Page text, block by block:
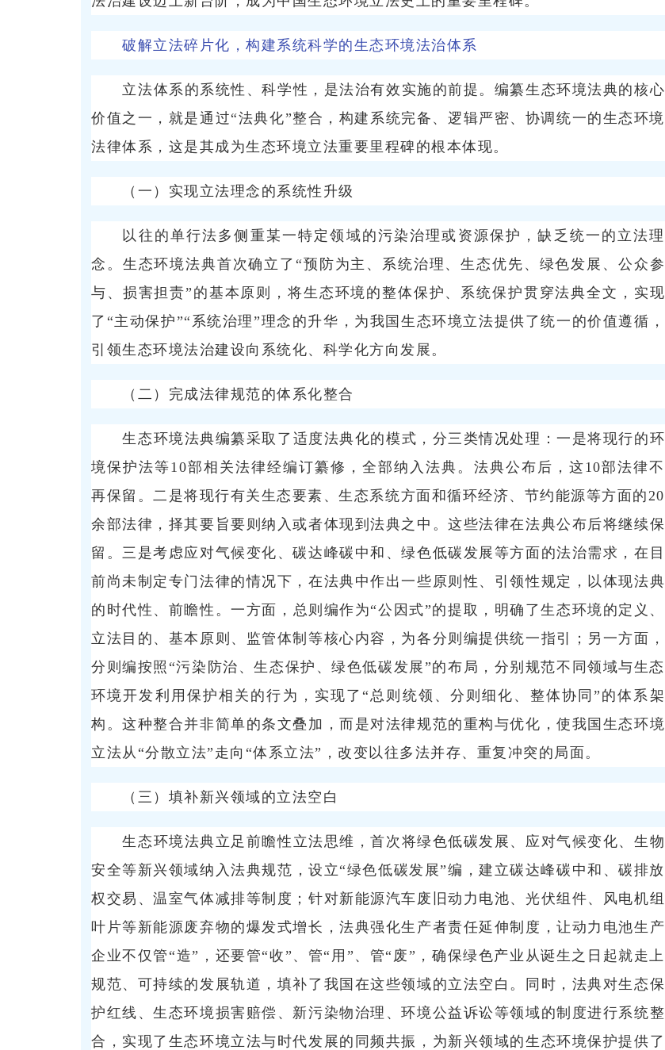
破解立法碎片化，构建系统科学的生态环境法治体系
立法体系的系统性、科学性，是法治有效实施的前提。编纂生态环境法典的核心
价值之一，就是通过“法典化”整合，构建系统完备、逻辑严密、协调统一的生态环境
法律体系，这是其成为生态环境立法重要里程碑的根本体现。
（一）实现立法理念的系统性升级
以往的单行法多侧重某一特定领域的污染治理或资源保护，缺乏统一的立法理
念。生态环境法典首次确立了“预防为主、系统治理、生态优先、绿色发展、公众参
与、损害担责”的基本原则，将生态环境的整体保护、系统保护贯穿法典全文，实现
了“主动保护”“系统治理”理念的升华，为我国生态环境立法提供了统一的价值遵循，
引领生态环境法治建设向系统化、科学化方向发展。
（二）完成法律规范的体系化整合
生态环境法典编纂采取了适度法典化的模式，分三类情况处理：一是将现行的环
境保护法等10部相关法律经编订纂修，全部纳入法典。法典公布后，这10部法律不
再保留。二是将现行有关生态要素、生态系统方面和循环经济、节约能源等方面的20
余部法律，择其要旨要则纳入或者体现到法典之中。这些法律在法典公布后将继续保
留。三是考虑应对气候变化、碳达峰碳中和、绿色低碳发展等方面的法治需求，在目
前尚未制定专门法律的情况下，在法典中作出一些原则性、引领性规定，以体现法典
的时代性、前瞻性。一方面，总则编作为“公因式”的提取，明确了生态环境的定义、
立法目的、基本原则、监管体制等核心内容，为各分则编提供统一指引；另一方面，
分则编按照“污染防治、生态保护、绿色低碳发展”的布局，分别规范不同领域与生态
环境开发利用保护相关的行为，实现了“总则统领、分则细化、整体协同”的体系架
构。这种整合并非简单的条文叠加，而是对法律规范的重构与优化，使我国生态环境
立法从“分散立法”走向“体系立法”，改变以往多法并存、重复冲突的局面。
（三）填补新兴领域的立法空白
生态环境法典立足前瞻性立法思维，首次将绿色低碳发展、应对气候变化、生物
安全等新兴领域纳入法典规范，设立“绿色低碳发展”编，建立碳达峰碳中和、碳排放
权交易、温室气体减排等制度；针对新能源汽车废旧动力电池、光伏组件、风电机组
叶片等新能源废弃物的爆发式增长，法典强化生产者责任延伸制度，让动力电池生产
企业不仅管“造”，还要管“收”、管“用”、管“废”，确保绿色产业从诞生之日起就走上
规范、可持续的发展轨道，填补了我国在这些领域的立法空白。同时，法典对生态保
护红线、生态环境损害赔偿、新污染物治理、环境公益诉讼等领域的制度进行系统整
合，实现了生态环境立法与时代发展的同频共振，为新兴领域的生态环境保护提供了